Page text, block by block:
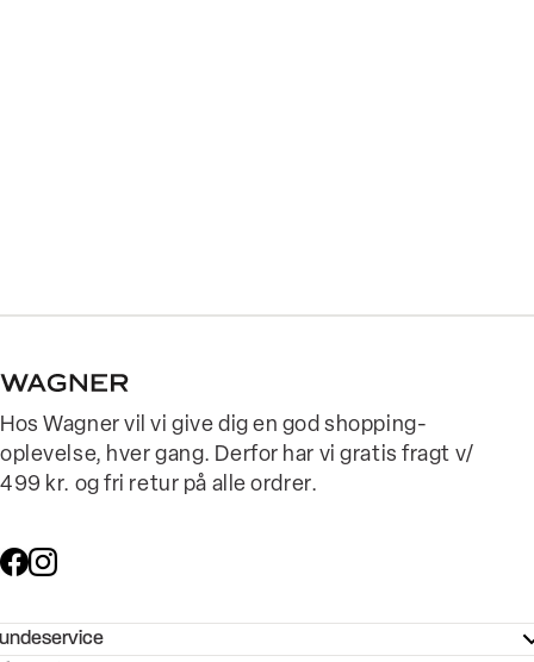
Hos Wagner vil vi give dig en god shopping-
oplevelse, hver gang. Derfor har vi gratis fragt v/
499 kr. og fri retur på alle ordrer.